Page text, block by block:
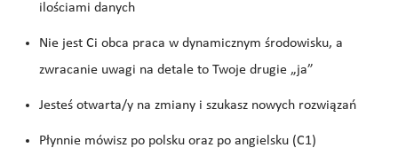
ilościami danych
Nie jest Ci obca praca w dynamicznym środowisku, a
zwracanie uwagi na detale to Twoje drugie „ja”
Jesteś otwarta/y na zmiany i szukasz nowych rozwiązań
Płynnie mówisz po polsku oraz po angielsku (C1)